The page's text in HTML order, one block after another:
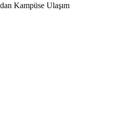
Kampüse Ulaşım